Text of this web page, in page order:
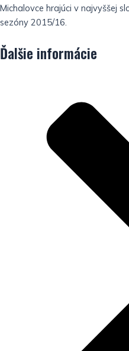
Michalovce hrajúci v najvyššej
sezóny 2015/16.
Ďalšie informácie